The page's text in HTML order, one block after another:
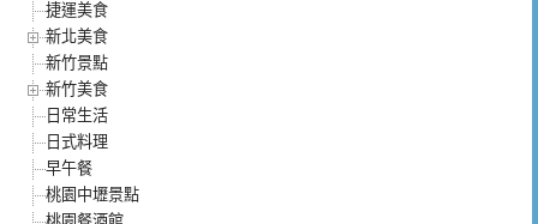
捷運美食
新北美食
新竹景點
新竹美食
日常生活
日式料理
早午餐
桃園中壢景點